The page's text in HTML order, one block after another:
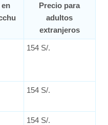
Precio para
adultos
extranjeros
154 S/.
154 S/.
154 S/.